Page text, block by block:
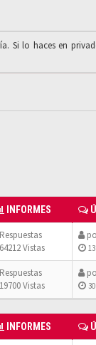
Si lo haces en
INFORMES
Vistas
Vistas
INFORMES